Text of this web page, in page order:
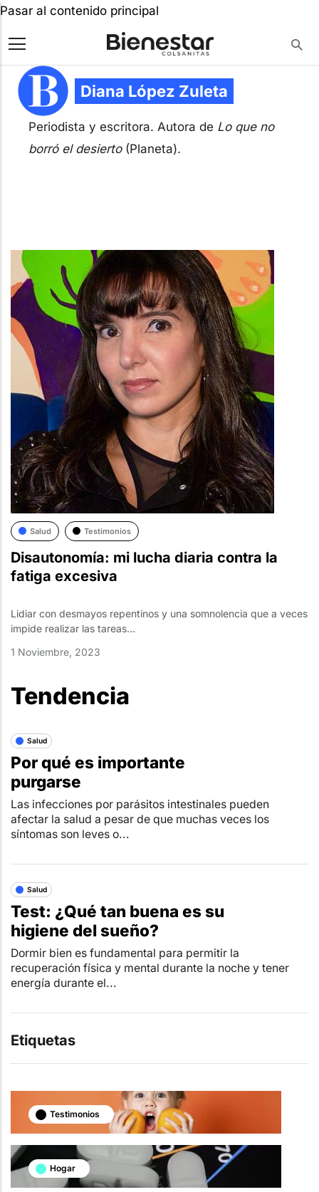
Pasar al contenido principal
Diana López Zuleta
Periodista y escritora. Autora de Lo que no
borró el desierto (Planeta).
Salud Testimonios
Disautonomía: mi lucha diaria contra la
fatiga excesiva
Lidiar con desmayos repentinos y una somnolencia que a veces
impide realizar las tareas...
1 Noviembre, 2023
Tendencia
Salud
Por qué es importante
purgarse
Las infecciones por parásitos intestinales pueden
afectar la salud a pesar de que muchas veces los
síntomas son leves o...
Salud
Test: ¿Qué tan buena es su
higiene del sueño?
Dormir bien es fundamental para permitir la
recuperación física y mental durante la noche y tener
energía durante el...
Etiquetas
Testimonios
Hogar